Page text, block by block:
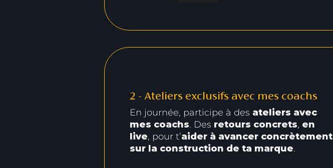
2 - Ateliers exclusifs avec mes coachs
En journée, participe à des ateliers avec
mes coachs. Des retours concrets, en
live, pour t’aider à avancer concrètement
sur la construction de ta marque.